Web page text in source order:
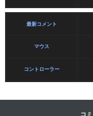
最新コメント
マウス
コントローラー
コ